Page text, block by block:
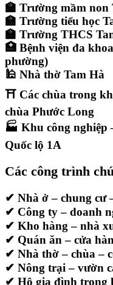
🏫 Trường mầm non
🏫 Trường tiểu học
🏫 Trường THCS
🏥 Bệnh viện đa
phường)
🕌 Nhà thờ Tam Hà
⛩️ Các chùa trong
chùa Phước Long
🏭 Khu công nghiệp
Quốc lộ 1A
Các công trình
✔ Nhà ở – chung cư
✔ Công ty – doanh
✔ Kho hàng – nhà
✔ Quán ăn – cửa
✔ Nhà thờ – chùa –
✔ Nông trại – vườn
✔ Hộ gia đình trong